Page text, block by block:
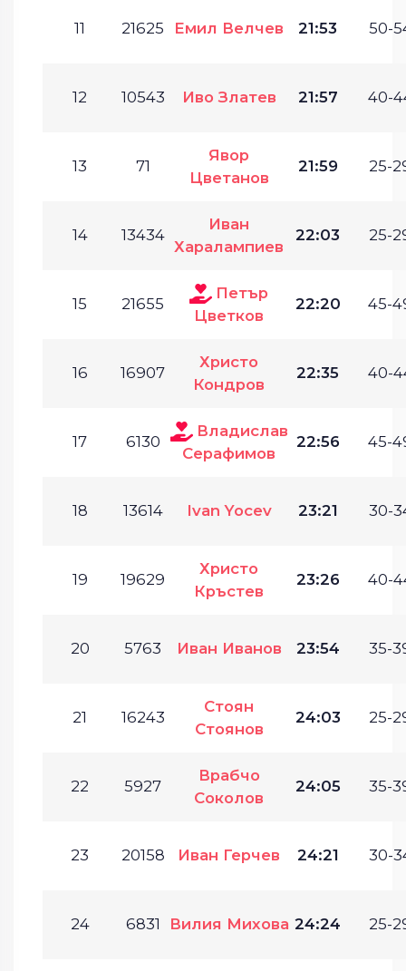
11 21625 Емил Велчев 21:53 50-
12 10543 Иво Златев 21:57 40-
13 71
Явор
Цветанов
21:59 25-
14 13434
Иван
Харалампиев
22:03 25-
15 21655
Петър
Цветков
22:20 45-
16 16907
Христо
Кондров
22:35 40-
17 6130
Владислав
Серафимов
22:56 45-
18 13614 Ivan Yocev 23:21 30-
19 19629
Христо
Кръстев
23:26 40-
20 5763 Иван Иванов 23:54 35-
21 16243
Стоян
Стоянов
24:03 25-
22 5927
Врабчо
Соколов
24:05 35-
23 20158 Иван Герчев 24:21 30-
24 6831 Вилия Михова 24:24 25-